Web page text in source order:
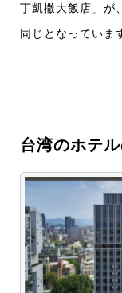
丁凱撒大飯店」が
同じとなっていま
台湾のホテ